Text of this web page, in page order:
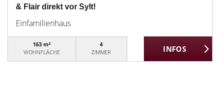
& Flair direkt vor Sylt!
Einfamilienhaus
163 m²
WOHNFLÄCHE
4
ZIMMER